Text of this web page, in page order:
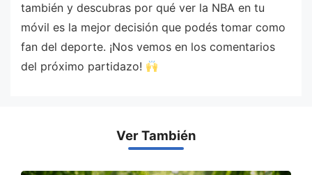
también y descubras por qué ver la NBA en tu
móvil es la mejor decisión que podés tomar como
fan del deporte. ¡Nos vemos en los comentarios
del próximo partidazo!
Ver También